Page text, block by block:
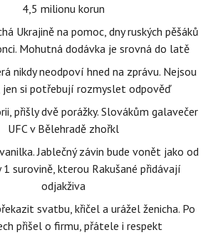
4,5 milionu korun
Ukrajině na pomoc, dny ruských pěšáků
Mohutná dodávka je srovná do latě
nikdy neodpoví hned na zprávu. Nejsou
jen si potřebují rozmyslet odpověď
přišly dvě porážky. Slovákům galavečer
UFC v Bělehradě zhořkl
Jablečný závin bude vonět jako od
1 surovině, kterou Rakušané přidávají
odjakživa
svatbu, křičel a urážel ženicha. Po
přišel o firmu, přátele i respekt